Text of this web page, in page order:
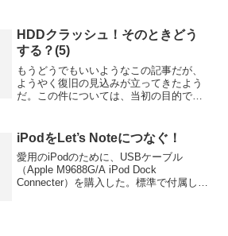
めるはず…。そう思って毎回毎回、事
（こと）に当たっていますが...
HDDクラッシュ！そのときどう
する？(5)
もうどうでもいいようなこの記事だが、
ようやく復旧の見込みが立ってきたよう
だ。この件については、当初の目的であ
ど実験的な意味合いとなっている。依頼
してしまった以上は、すべ...
iPodをLet’s Noteにつなぐ！
愛用のiPodのために、USBケーブル
（Apple M9688G/A iPod Dock
Connecter）を購入した。標準で付属して